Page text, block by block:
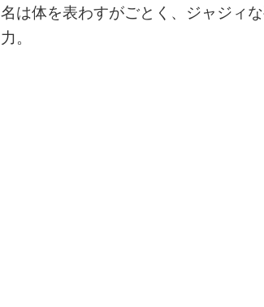
名は体を表わすがごとく、ジャジィ
力。